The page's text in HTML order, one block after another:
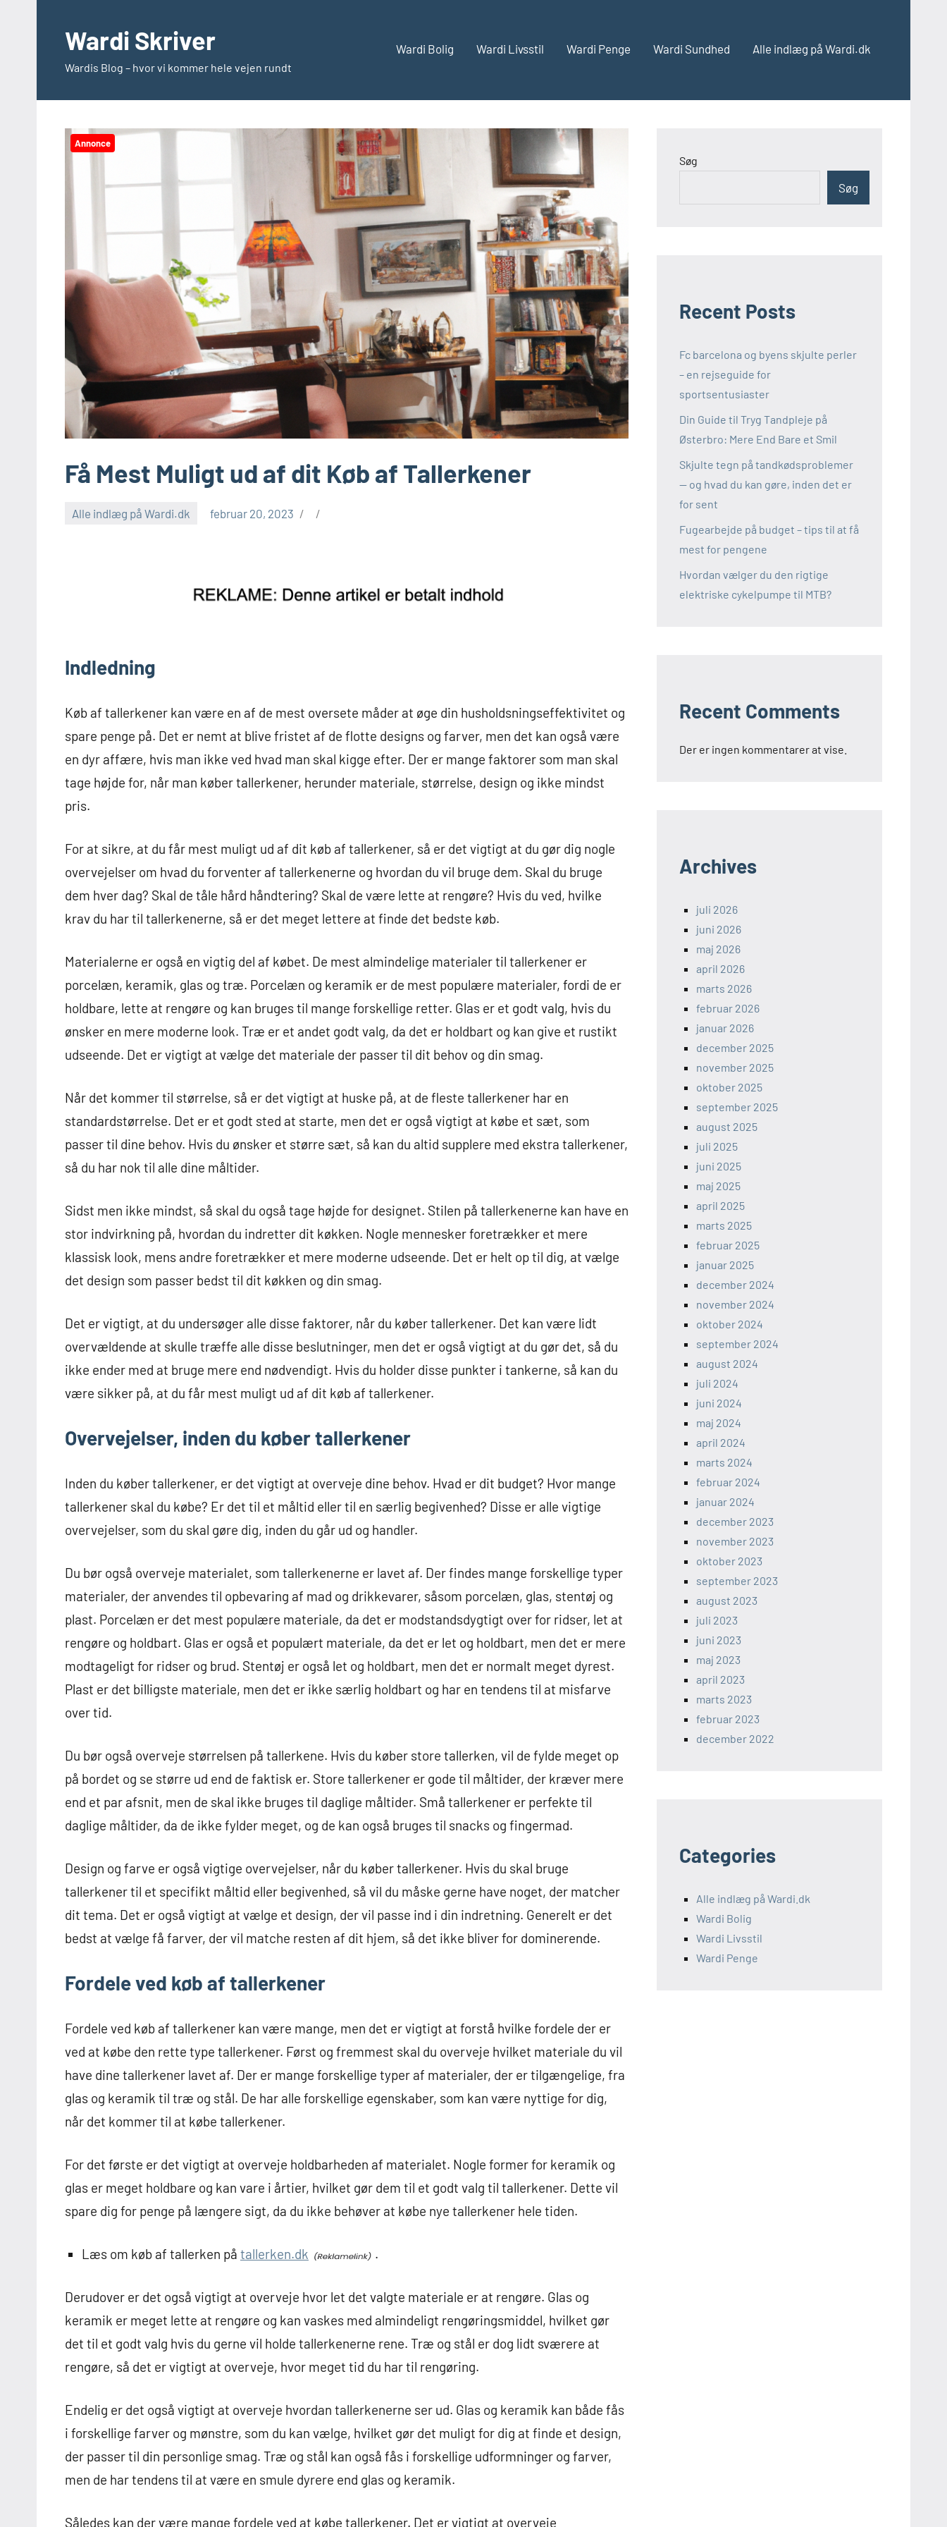
indholdWardi Skriver
Wardis Blog – hvor vi kommer hele vejen rundt
Wardi Bolig Wardi Livsstil Wardi Penge Wardi Sundhed Alle indlæg på Wardi.dk
Annonce
Få Mest Muligt ud af dit Køb af Tallerkener
Alle indlæg på Wardi.dk februar 20, 2023
Indledning
Køb af tallerkener kan være en af de mest oversete måder at øge din husholdsningseffektivitet og
spare penge på. Det er nemt at blive fristet af de flotte designs og farver, men det kan også være
en dyr affære, hvis man ikke ved hvad man skal kigge efter. Der er mange faktorer som man skal
tage højde for, når man køber tallerkener, herunder materiale, størrelse, design og ikke mindst
pris.
For at sikre, at du får mest muligt ud af dit køb af tallerkener, så er det vigtigt at du gør dig nogle
overvejelser om hvad du forventer af tallerkenerne og hvordan du vil bruge dem. Skal du bruge
dem hver dag? Skal de tåle hård håndtering? Skal de være lette at rengøre? Hvis du ved, hvilke
krav du har til tallerkenerne, så er det meget lettere at finde det bedste køb.
Materialerne er også en vigtig del af købet. De mest almindelige materialer til tallerkener er
porcelæn, keramik, glas og træ. Porcelæn og keramik er de mest populære materialer, fordi de er
holdbare, lette at rengøre og kan bruges til mange forskellige retter. Glas er et godt valg, hvis du
ønsker en mere moderne look. Træ er et andet godt valg, da det er holdbart og kan give et rustikt
udseende. Det er vigtigt at vælge det materiale der passer til dit behov og din smag.
Når det kommer til størrelse, så er det vigtigt at huske på, at de fleste tallerkener har en
standardstørrelse. Det er et godt sted at starte, men det er også vigtigt at købe et sæt, som
passer til dine behov. Hvis du ønsker et større sæt, så kan du altid supplere med ekstra tallerkener,
så du har nok til alle dine måltider.
Sidst men ikke mindst, så skal du også tage højde for designet. Stilen på tallerkenerne kan have en
stor indvirkning på, hvordan du indretter dit køkken. Nogle mennesker foretrækker et mere
klassisk look, mens andre foretrækker et mere moderne udseende. Det er helt op til dig, at vælge
det design som passer bedst til dit køkken og din smag.
Det er vigtigt, at du undersøger alle disse faktorer, når du køber tallerkener. Det kan være lidt
overvældende at skulle træffe alle disse beslutninger, men det er også vigtigt at du gør det, så du
ikke ender med at bruge mere end nødvendigt. Hvis du holder disse punkter i tankerne, så kan du
være sikker på, at du får mest muligt ud af dit køb af tallerkener.
Overvejelser, inden du køber tallerkener
Inden du køber tallerkener, er det vigtigt at overveje dine behov. Hvad er dit budget? Hvor mange
tallerkener skal du købe? Er det til et måltid eller til en særlig begivenhed? Disse er alle vigtige
overvejelser, som du skal gøre dig, inden du går ud og handler.
Du bør også overveje materialet, som tallerkenerne er lavet af. Der findes mange forskellige typer
materialer, der anvendes til opbevaring af mad og drikkevarer, såsom porcelæn, glas, stentøj og
plast. Porcelæn er det mest populære materiale, da det er modstandsdygtigt over for ridser, let at
rengøre og holdbart. Glas er også et populært materiale, da det er let og holdbart, men det er mere
modtageligt for ridser og brud. Stentøj er også let og holdbart, men det er normalt meget dyrest.
Plast er det billigste materiale, men det er ikke særlig holdbart og har en tendens til at misfarve
over tid.
Du bør også overveje størrelsen på tallerkene. Hvis du køber store tallerken, vil de fylde meget op
på bordet og se større ud end de faktisk er. Store tallerkener er gode til måltider, der kræver mere
end et par afsnit, men de skal ikke bruges til daglige måltider. Små tallerkener er perfekte til
daglige måltider, da de ikke fylder meget, og de kan også bruges til snacks og fingermad.
Design og farve er også vigtige overvejelser, når du køber tallerkener. Hvis du skal bruge
tallerkener til et specifikt måltid eller begivenhed, så vil du måske gerne have noget, der matcher
dit tema. Det er også vigtigt at vælge et design, der vil passe ind i din indretning. Generelt er det
bedst at vælge få farver, der vil matche resten af dit hjem, så det ikke bliver for dominerende.
Fordele ved køb af tallerkener
Fordele ved køb af tallerkener kan være mange, men det er vigtigt at forstå hvilke fordele der er
ved at købe den rette type tallerkener. Først og fremmest skal du overveje hvilket materiale du vil
have dine tallerkener lavet af. Der er mange forskellige typer af materialer, der er tilgængelige, fra
glas og keramik til træ og stål. De har alle forskellige egenskaber, som kan være nyttige for dig,
når det kommer til at købe tallerkener.
For det første er det vigtigt at overveje holdbarheden af materialet. Nogle former for keramik og
glas er meget holdbare og kan vare i årtier, hvilket gør dem til et godt valg til tallerkener. Dette vil
spare dig for penge på længere sigt, da du ikke behøver at købe nye tallerkener hele tiden.
Læs om køb af tallerken på tallerken.dk .
Derudover er det også vigtigt at overveje hvor let det valgte materiale er at rengøre. Glas og
keramik er meget lette at rengøre og kan vaskes med almindeligt rengøringsmiddel, hvilket gør
det til et godt valg hvis du gerne vil holde tallerkenerne rene. Træ og stål er dog lidt sværere at
rengøre, så det er vigtigt at overveje, hvor meget tid du har til rengøring.
Endelig er det også vigtigt at overveje hvordan tallerkenerne ser ud. Glas og keramik kan både fås
i forskellige farver og mønstre, som du kan vælge, hvilket gør det muligt for dig at finde et design,
der passer til din personlige smag. Træ og stål kan også fås i forskellige udformninger og farver,
men de har tendens til at være en smule dyrere end glas og keramik.
Således kan der være mange fordele ved at købe tallerkener. Det er vigtigt at overveje
Søg
Søg
Recent Posts
Fc barcelona og byens skjulte perler
– en rejseguide for
sportsentusiaster
Din Guide til Tryg Tandpleje på
Østerbro: Mere End Bare et Smil
Skjulte tegn på tandkødsproblemer
— og hvad du kan gøre, inden det er
for sent
Fugearbejde på budget – tips til at få
mest for pengene
Hvordan vælger du den rigtige
elektriske cykelpumpe til MTB?
Recent Comments
Der er ingen kommentarer at vise.
Archives
juli 2026
juni 2026
maj 2026
april 2026
marts 2026
februar 2026
januar 2026
december 2025
november 2025
oktober 2025
september 2025
august 2025
juli 2025
juni 2025
maj 2025
april 2025
marts 2025
februar 2025
januar 2025
december 2024
november 2024
oktober 2024
september 2024
august 2024
juli 2024
juni 2024
maj 2024
april 2024
marts 2024
februar 2024
januar 2024
december 2023
november 2023
oktober 2023
september 2023
august 2023
juli 2023
juni 2023
maj 2023
april 2023
marts 2023
februar 2023
december 2022
Categories
Alle indlæg på Wardi.dk
Wardi Bolig
Wardi Livsstil
Wardi Penge